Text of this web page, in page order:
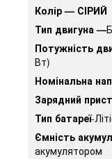
Колір — СІРИЙ
Тип двигуна —
Потужність
Вт)
Номінальна
Зарядний
Тип батареї-
Ємність
акумулятором